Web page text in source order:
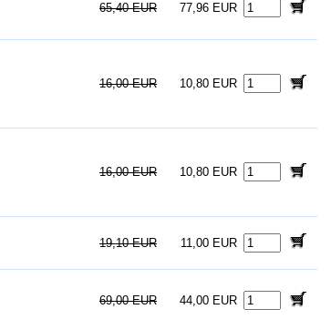
65,40 EUR 77,96 EUR
16,00 EUR 10,80 EUR
16,00 EUR 10,80 EUR
19,10 EUR 11,00 EUR
69,00 EUR 44,00 EUR